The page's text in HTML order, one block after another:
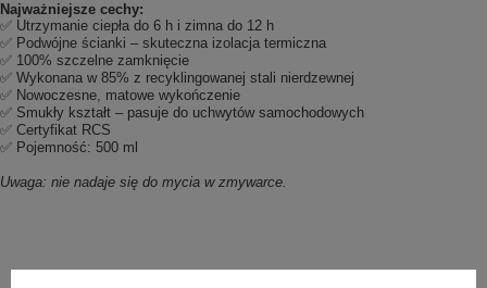
Najważniejsze cechy:
✅ Utrzymanie ciepła do 6 h i zimna do 12 h
✅ Podwójne ścianki – skuteczna izolacja termiczna
✅ 100% szczelne zamknięcie
✅ Wykonana w 85% z recyklingowanej stali nierdzewnej
✅ Nowoczesne, matowe wykończenie
✅ Smukły kształt – pasuje do uchwytów samochodowych
✅ Certyfikat RCS
✅ Pojemność: 500 ml
Uwaga: nie nadaje się do mycia w zmywarce.